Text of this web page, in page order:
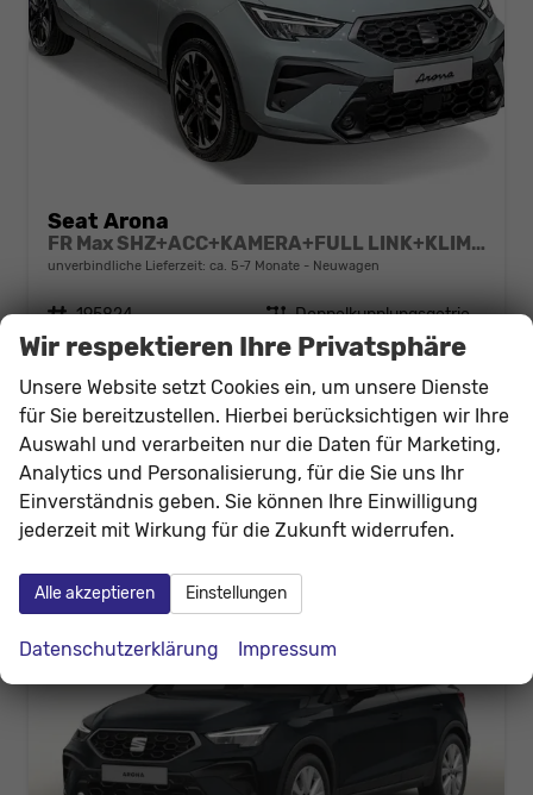
Seat Arona
FR Max SHZ+ACC+KAMERA+FULL LINK+KLIMA+KESSY+LED+16" ALU
unverbindliche Lieferzeit: ca. 5-7 Monate Neuwagen
Fahrzeugnr. 195824 Getriebe
Doppelkupplungsgetriebe (DSG)
Kraftstoff Benzin Leistung 110 kW (150 PS)
27.709,– €
incl. 19% MwSt.
Details
Verbrauch kombiniert: 5,60 l/100km
CO2-Klasse: D
CO
128,00 g/km
Wir respektieren Ihre Privatsphäre
Unsere Website setzt Cookies ein, um unsere Dienste
für Sie bereitzustellen. Hierbei berücksichtigen wir Ihre
Auswahl und verarbeiten nur die Daten für Marketing,
Analytics und Personalisierung, für die Sie uns Ihr
Einverständnis geben. Sie können Ihre Einwilligung
jederzeit mit Wirkung für die Zukunft widerrufen.
Alle akzeptieren Einstellungen
Datenschutzerklärung Impressum